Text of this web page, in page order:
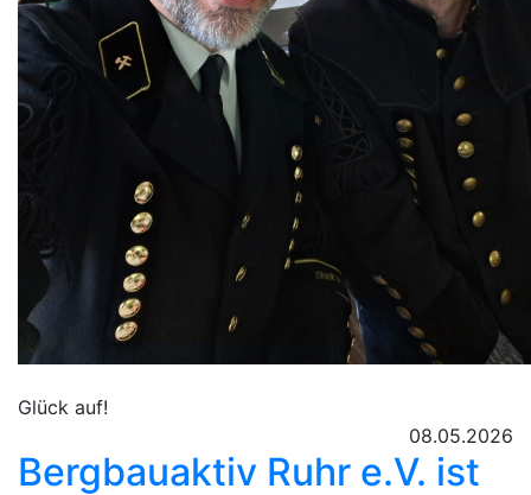
Glück auf!
08.05.2026
Bergbauaktiv Ruhr e.V. ist